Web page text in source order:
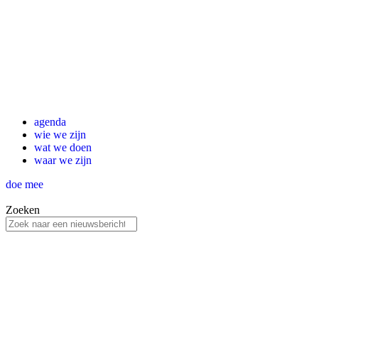
agenda
wie we zijn
wat we doen
waar we zijn
doe mee
Zoeken